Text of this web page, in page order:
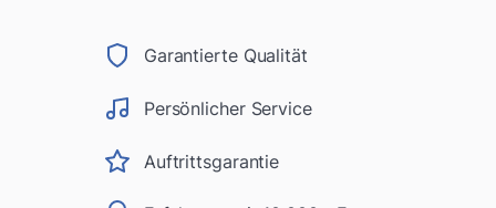
Garantierte Qualität
Persönlicher Service
Auftrittsgarantie